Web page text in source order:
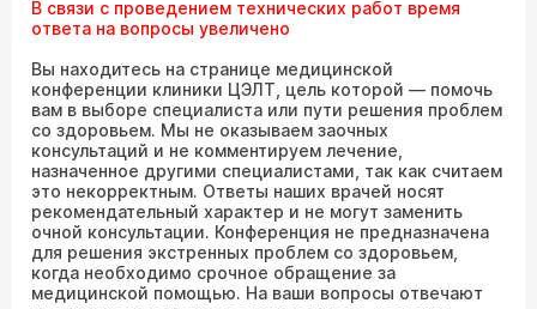
В связи с проведением технических работ время
ответа на вопросы увеличено
Вы находитесь на странице медицинской
конференции клиники ЦЭЛТ, цель которой — помочь
вам в выборе специалиста или пути решения проблем
со здоровьем. Мы не оказываем заочных
консультаций и не комментируем лечение,
назначенное другими специалистами, так как считаем
это некорректным. Ответы наших врачей носят
рекомендательный характер и не могут заменить
очной консультации. Конференция не предназначена
для решения экстренных проблем со здоровьем,
когда необходимо срочное обращение за
медицинской помощью. На ваши вопросы отвечают